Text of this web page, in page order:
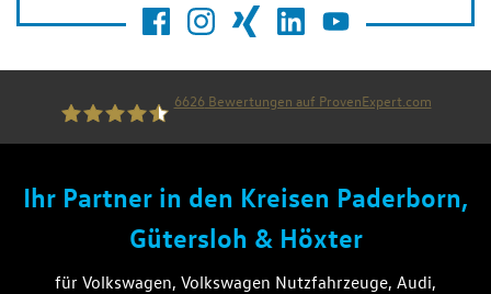
6626 Bewertungen auf ProvenExpert.com
Ihr Partner in den Kreisen Paderborn,
Gütersloh & Höxter
für Volkswagen, Volkswagen Nutzfahrzeuge, Audi,